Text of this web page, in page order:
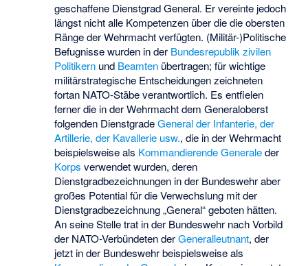
geschaffene Dienstgrad General. Er vereinte jedoch
längst nicht alle Kompetenzen über die die obersten
Ränge der Wehrmacht verfügten. (Militär-)Politische
Befugnisse wurden in der Bundesrepublik zivilen
Politikern und Beamten übertragen; für wichtige
militärstrategische Entscheidungen zeichneten
fortan NATO-Stäbe verantwortlich. Es entfielen
ferner die in der Wehrmacht dem Generaloberst
folgenden DienstgradeGeneral der Infanterie, der
Artillerie, der Kavallerie usw., die in der Wehrmacht
beispielsweise als Kommandierende Generaleder
Korps verwendet wurden, deren
Dienstgradbezeichnungen in der Bundeswehr aber
großes Potential für die Verwechslung mit der
Dienstgradbezeichnung „General“ geboten hätten.
An seine Stelle trat in der Bundeswehr nach Vorbild
der NATO-Verbündeten derGeneralleutnant, der
jetzt in der Bundeswehr beispielsweise als